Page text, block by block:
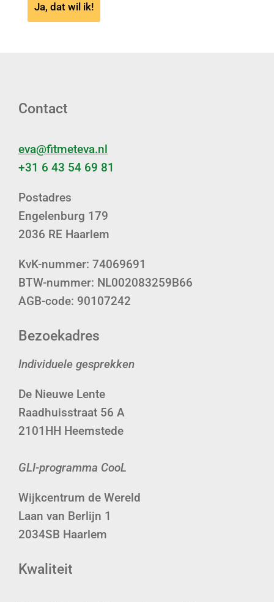
Ja, dat wil ik!
Contact
eva@fitmeteva.nl
+31 6 43 54 69 81
Postadres
Engelenburg 179
2036 RE Haarlem
KvK-nummer: 74069691
BTW-nummer: NL002083259B66
AGB-code: 90107242
Bezoekadres
Individuele gesprekken
De Nieuwe Lente
Raadhuisstraat 56 A
2101HH Heemstede
GLI-programma CooL
Wijkcentrum de Wereld
Laan van Berlijn 1
2034SB Haarlem
Kwaliteit